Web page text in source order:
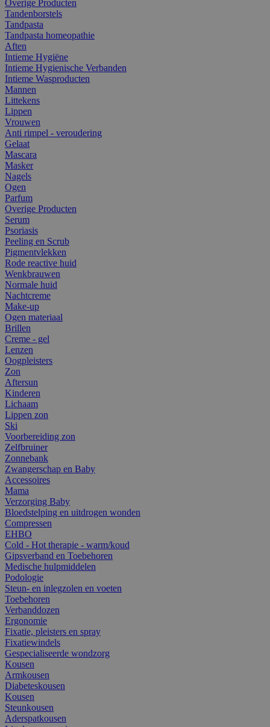
Overige Producten
Tandenborstels
Tandpasta
Tandpasta homeopathie
Aften
Intieme Hygiëne
Intieme Hygienische Verbanden
Intieme Wasproducten
Mannen
Littekens
Lippen
Vrouwen
Anti rimpel - veroudering
Gelaat
Mascara
Masker
Nagels
Ogen
Parfum
Overige Producten
Serum
Psoriasis
Peeling en Scrub
Pigmentvlekken
Rode reactive huid
Wenkbrauwen
Normale huid
Nachtcreme
Make-up
Ogen materiaal
Brillen
Creme - gel
Lenzen
Oogpleisters
Zon
Aftersun
Kinderen
Lichaam
Lippen zon
Ski
Voorbereiding zon
Zelfbruiner
Zonnebank
Zwangerschap en Baby
Accessoires
Mama
Verzorging Baby
Bloedstelping en uitdrogen wonden
Compressen
EHBO
Cold - Hot therapie - warm/koud
Gipsverband en Toebehoren
Medische hulpmiddelen
Podologie
Steun- en inlegzolen en voeten
Toebehoren
Verbanddozen
Ergonomie
Fixatie, pleisters en spray
Fixatiewindels
Gespecialiseerde wondzorg
Kousen
Armkousen
Diabeteskousen
Kousen
Steunkousen
Aderspatkousen